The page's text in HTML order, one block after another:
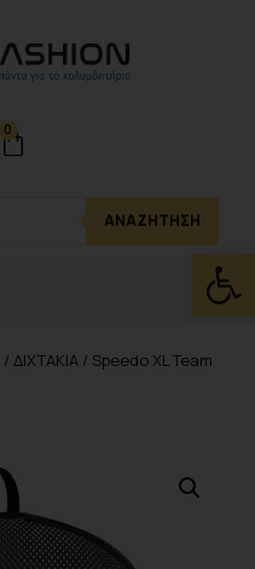
ΑΝΑΖΉΤΗΣΗ
0
/ ΔΙΧΤΑΚΙΑ / Speedo XL Team